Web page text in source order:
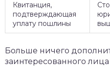
Квитанция,
подтверждающая
уплату пошлины
Больше ничего
заинтересованного